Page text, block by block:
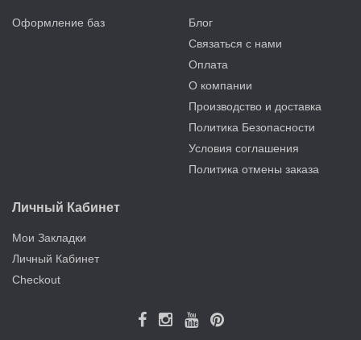
Оформление баз
Блог
Связаться с нами
Оплата
О компании
Производство и доставка
Политика Безопасности
Условия соглашения
Политика отмены заказа
Личный Кабинет
Мои Закладки
Личный Кабинет
Checkout